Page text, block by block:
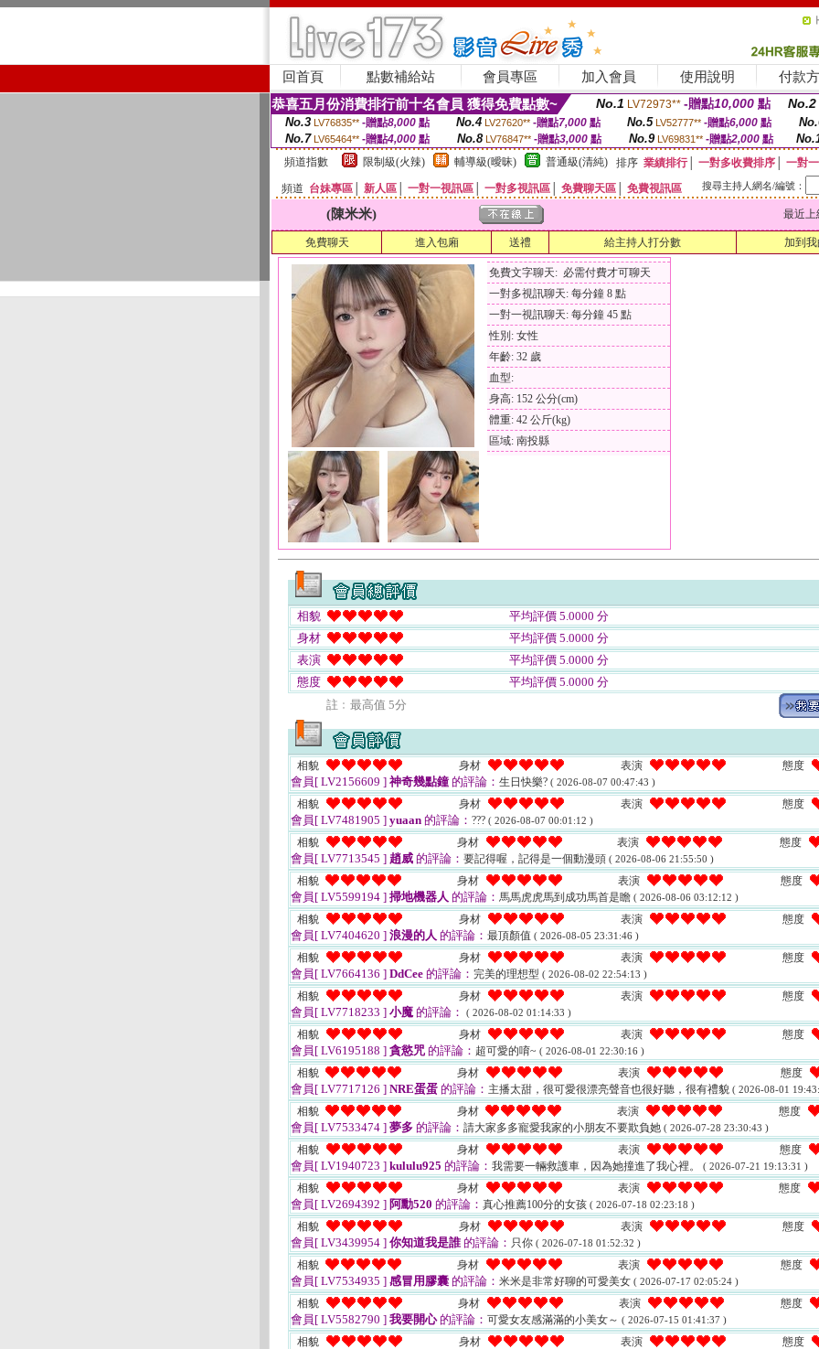
回首頁 點數補給站 會員專區 加入會員 使用說明 付款
恭喜五月份消費排行前十名會員 獲得免費點數~ No.1 LV72973** -贈點10,000 點 No.2
No.3 LV76835** -贈點8,000點 No.4 LV27620** -贈點7,000點 No.5 LV52777** -贈點6,000點
No.7 LV65464** -贈點4,000 點 No.8 LV76847** -贈點3,000 點 No.9 LV69831** -贈點2,000點
頻道指數 限制級(火辣) 輔導級(曖昧) 普通級(清純) 排序 業績排行│ 一對多收費排序
一對
頻道 台妹專區 新人區 一對一視訊區 一對多視訊區 免費聊天區 免費視訊區 搜尋主持人網名/編號：
(陳米米) 最近上
免費聊天 進入包廂 送禮 給主持人打分數 加到
免費文字聊天: 必需付費才可聊天
一對多視訊聊天: 每分鐘 8 點
一對一視訊聊天: 每分鐘 45 點
性別: 女性
年齡: 32 歲
血型:
身高: 152 公分(cm)
體重: 42 公斤(kg)
區域: 南投縣
相貌
平均評價 5.0000 分
身材
平均評價 5.0000 分
表演
平均評價 5.0000 分
態度
平均評價 5.0000 分
註﹕最高值 5分
相貌 身材 表演 態度
會員[ LV2156609 ] 神奇幾點鐘 的評論： 生日快樂? ( 2026-08-07 00:47:43 )
相貌 身材 表演 態度
會員[ LV7481905 ] yuaan 的評論： ??? ( 2026-08-07 00:01:12 )
相貌 身材 表演 態度
會員[ LV7713545 ] 趙威 的評論： 要記得喔，記得是一個動漫頭 ( 2026-08-06 21:55:50 )
相貌 身材 表演 態度
會員[ LV5599194 ] 掃地機器人 的評論： 馬馬虎虎馬到成功馬首是瞻 ( 2026-08-06 03:12:12 )
相貌 身材 表演 態度
會員[ LV7404620 ] 浪漫的人 的評論： 最頂顏值 ( 2026-08-05 23:31:46 )
相貌 身材 表演 態度
會員[ LV7664136 ] DdCee 的評論： 完美的理想型 ( 2026-08-02 22:54:13 )
相貌 身材 表演 態度
會員[ LV7718233 ] 小魔的評論： ( 2026-08-02 01:14:33 )
相貌 身材 表演 態度
會員[ LV6195188 ] 貪慾咒 的評論： 超可愛的唷~ ( 2026-08-01 22:30:16 )
相貌 身材 表演 態度
會員[ LV7717126 ] NRE蛋蛋 的評論： 主播太甜，很可愛很漂亮聲音也很好聽，很有禮貌 ( 2026-08-01
相貌 身材 表演 態度
會員[ LV7533474 ] 夢多 的評論： 請大家多多寵愛我家的小朋友不要欺負她 ( 2026-07-28 23:30:43 )
相貌 身材 表演 態度
會員[ LV1940723 ] kululu925 的評論： 我需要一輛救護車，因為她撞進了我心裡。 ( 2026-07-21 19:13:31 )
相貌 身材 表演 態度
會員[ LV2694392 ] 阿勳520 的評論： 真心推薦100分的女孩 ( 2026-07-18 02:23:18 )
相貌 身材 表演 態度
會員[ LV3439954 ] 你知道我是誰 的評論： 只你 ( 2026-07-18 01:52:32 )
相貌 身材 表演 態度
會員[ LV7534935 ] 感冒用膠囊 的評論： 米米是非常好聊的可愛美女 ( 2026-07-17 02:05:24 )
相貌 身材 表演 態度
會員[ LV5582790 ] 我要開心的評論： 可愛女友感滿滿的小美女～ ( 2026-07-15 01:41:37 )
相貌 身材 表演 態度